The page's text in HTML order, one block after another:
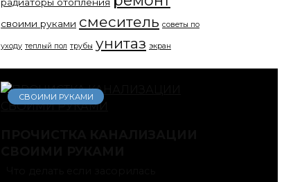
радиаторы отопления
своими руками смеситель советы по
уходу теплый пол трубы унитаз экран
СВОИМИ РУКАМИ